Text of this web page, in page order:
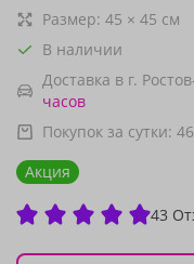
Размер: 45 × 45 см
В наличии
Доставка в г.
часов
Покупок за сутки: 46
Акция
43